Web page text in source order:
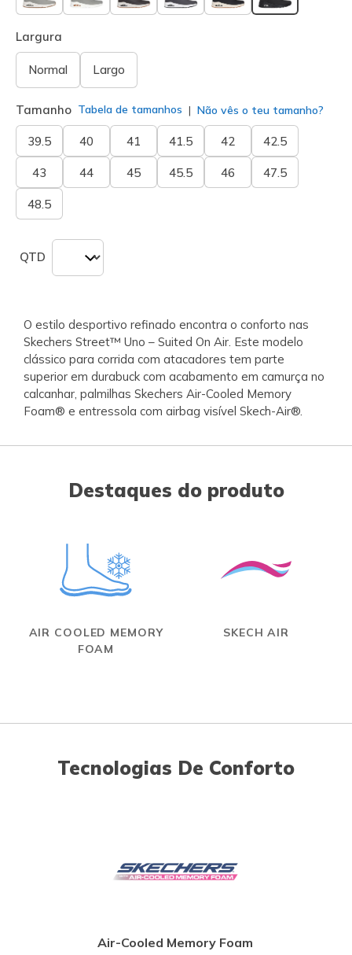
selecionado
Largura
Normal Largo
Tamanho Tabela de tamanhos Não vês o teu tamanho?
39.5 40 41 41.5 42 42.5
43 44 45 45.5 46 47.5
48.5
QTD
O estilo desportivo refinado encontra o conforto nas
Skechers Street™ Uno – Suited On Air. Este modelo
clássico para corrida com atacadores tem parte
superior em durabuck com acabamento em camurça no
calcanhar, palmilhas Skechers Air-Cooled Memory
Foam® e entressola com airbag visível Skech-Air®.
Destaques do produto
AIR COOLED MEMORY
FOAM
SKECH AIR
Tecnologias De Conforto
Air-Cooled Memory Foam